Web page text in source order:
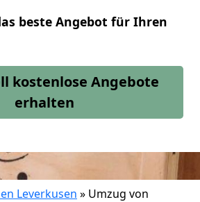
beste Angebot für Ihren
kostenlose Angebote
erhalten
Leverkusen » Umzug von